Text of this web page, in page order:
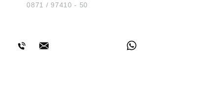
Tel.:0871 / 97410 - 50